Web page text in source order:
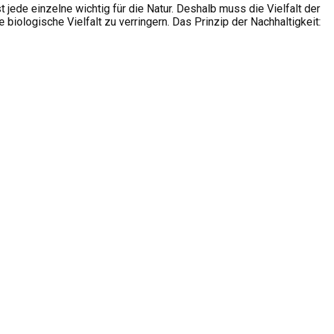
jede einzelne wichtig für die Natur. Deshalb muss die Vielfalt der
biologische Vielfalt zu verringern. Das Prinzip der Nachhaltigkeit: